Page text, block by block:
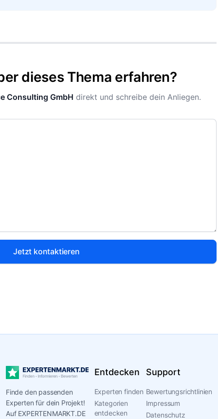
dieses Thema erfahren?
Consulting GmbH direkt und schreibe dein Anliegen.
Jetzt kontaktieren
Finde den passenden
Experten für dein Projekt!
Auf EXPERTENMARKT.DE
Entdecken
Experten finden
Kategorien
entdecken
Support
Bewertungsrichtlinien
Impressum
Datenschutz